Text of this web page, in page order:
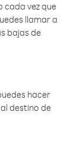
cada vez que
llamar a
bajas de
hacer
destino de